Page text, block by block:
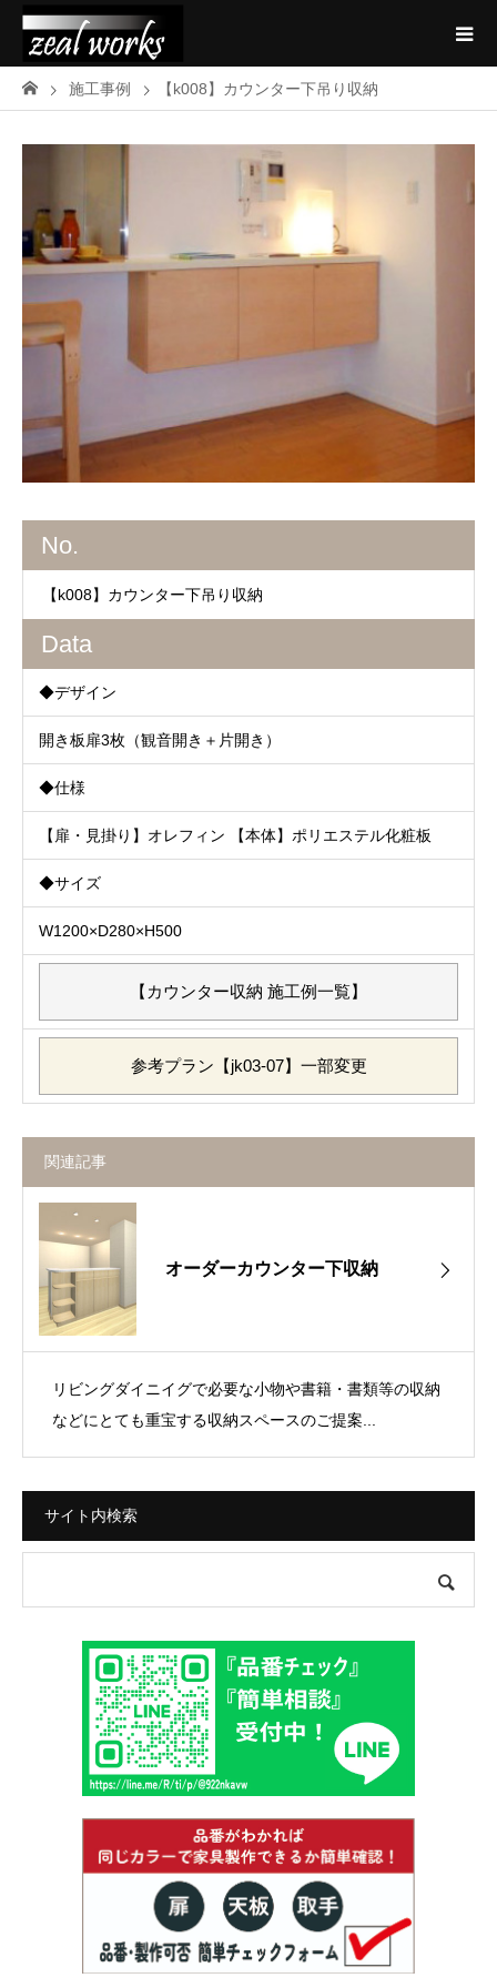
施工事例 【k008】カウンター下吊り収納
No.
【k008】カウンター下吊り収納
Data
◆デザイン
開き板扉3枚（観音開き＋片開き）
◆仕様
【扉・見掛り】オレフィン 【本体】ポリエステル化粧板
◆サイズ
W1200×D280×H500
【カウンター収納 施工例一覧】
参考プラン【jk03-07】一部変更
関連記事
オーダーカウンター下収納
リビングダイニイグで必要な小物や書籍・書類等の収納
などにとても重宝する収納スペースのご提案...
サイト内検索